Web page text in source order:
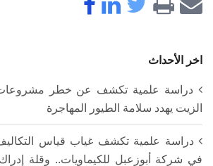
اخر الأحداث
دراسة علمية تكشف عن خطر مشروعات
الزيت يهدد سلامة الطيور المهاجرة
دراسة علمية تكشف غياب قياس التكاليف
في شركة أبوزعبل للكيماويات.. وقلة